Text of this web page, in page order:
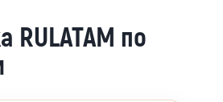
RULATAM по